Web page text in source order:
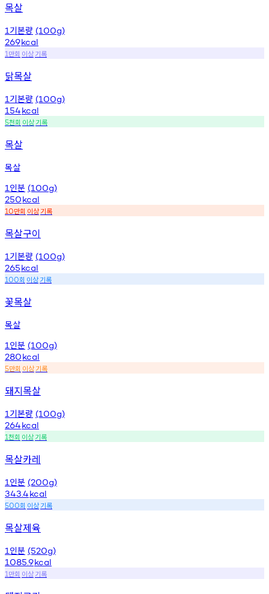
목살
1 기본량 (100g)
269kcal
1 만회 이상기록
닭목살
1 기본량 (100g)
154kcal
5천회 이상기록
목살
목살
1 인분 (100g)
250kcal
10만회 이상기록
목살구이
1 기본량 (100g)
265kcal
100회 이상기록
꽃목살
목살
1 인분 (100g)
280kcal
5만회 이상기록
돼지목살
1 기본량 (100g)
264kcal
1천회 이상기록
목살카레
1 인분 (200g)
343.4kcal
500회 이상기록
목살제육
1 인분 (520g)
1085.9kcal
1 만회 이상기록